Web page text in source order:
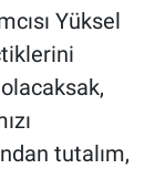
Yüksel
tutalım,